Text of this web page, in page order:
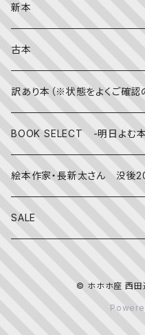
英語の絵本
写真絵本
伝統文化・技法
日記・手帳
CD
文房具
その他
新本
古本
訳あり本（※状態をよくご確認
BOOK SELECT -明日よむ
絵本作家・長新太さん 没後
SALE
© ホホホ座 西田